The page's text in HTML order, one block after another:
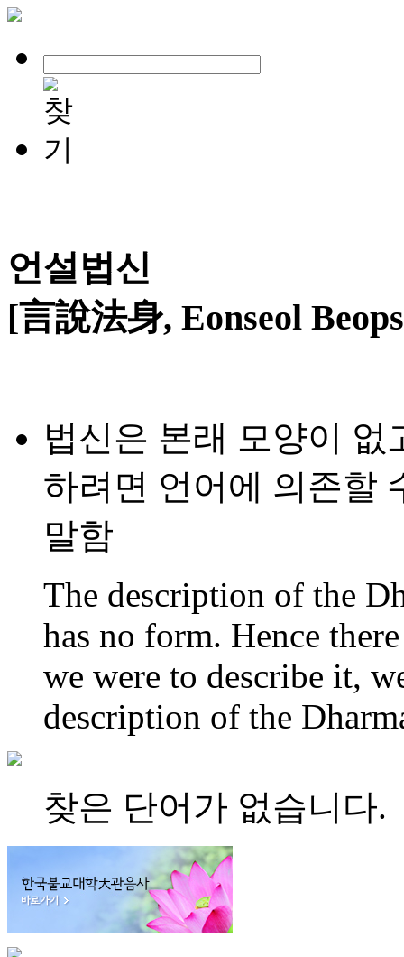
언설법신
[言說法身, Eonseol
법신은 본래 모양이 없
하려면 언어에 의존할
말함
The description of the
has no form. Hence
we were to describe it,
description of the
찾은 단어가 없습니다.